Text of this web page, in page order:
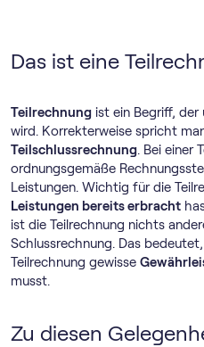
Das ist eine
Teilrechnung ist ein Begriff,
wird. Korrekterweise spricht
Teilschlussrechnung. Bei einer
ordnungsgemäße
Leistungen. Wichtig für die
Leistungen bereits erbracht
ist die Teilrechnung nichts
Schlussrechnung. Das
Teilrechnung gewisse
musst.
Zu diesen